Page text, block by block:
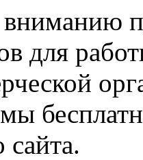
для
сайта.